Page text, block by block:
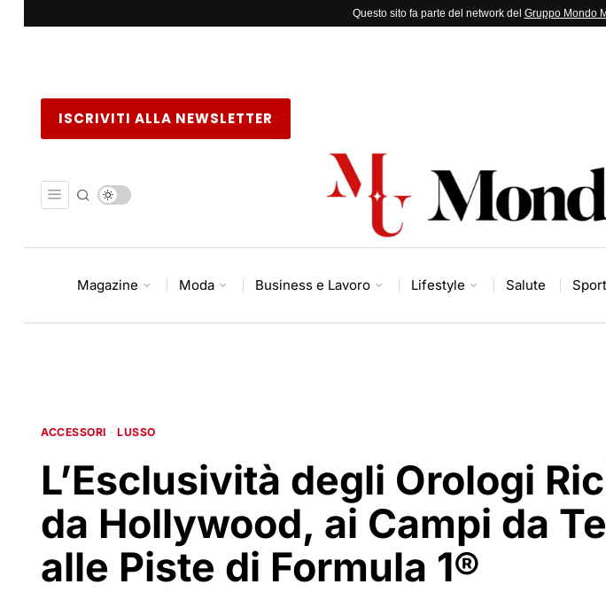
Questo sito fa parte del network del Gruppo Mondo
ISCRIVITI ALLA NEWSLETTER
Magazine Moda Business e Lavoro Lifestyle Salute
ACCESSORI · LUSSO
L’Esclusività degli Orologi
da Hollywood, ai Campi da
alle Piste di Formula 1®